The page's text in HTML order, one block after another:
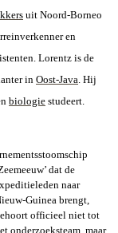
uit Noord-Borneo
en
Lorentz is de
in Oost-Java . Hij
biologie studeert.
dat de
naar
Guinea brengt,
officieel niet tot
onderzoeksteam, maar